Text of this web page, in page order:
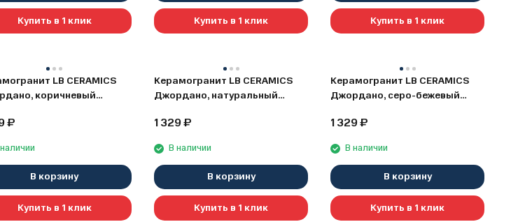
Купить в 1 клик Купить в 1 клик Купить в 1 клик
LB CERAMICS
коричневый
₽
В корзину
Купить в 1 клик
Керамогранит LB CERAMICS
Джордано, натуральный
1 329₽
В наличии
В корзину
Купить в 1 клик
Керамогранит LB CERAMICS
Джордано, серо-бежевый
1 329₽
В наличии
В корзину
Купить в 1 клик